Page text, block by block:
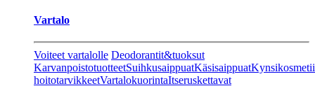
Vartalo
Voiteet vartalolle Deodorantit&tuoksut
KarvanpoistotuotteetSuihkusaippuatKäsisaippuat
hoitotarvikkeetVartalokuorintaItseruskettavat